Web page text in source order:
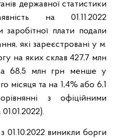
державної статистики
на 01.11.2022
заробітної плати подали
які зареєстровані у м.
на яких склав 427,7 млн
68,5 млн грн менше у
місяця та на 1,4% або 6,1
з офіційними
01.10.2022 виникли борги